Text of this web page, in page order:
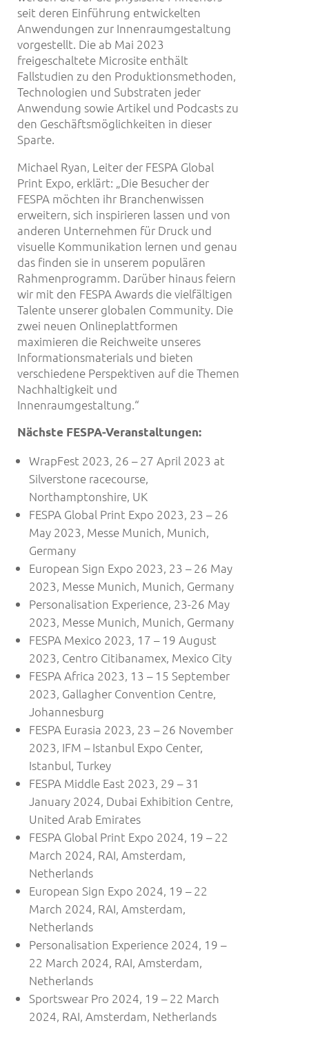
seit deren Einführung entwickelten
Anwendungen zur Innenraumgestaltung
vorgestellt. Die ab Mai 2023
freigeschaltete Microsite enthält
Fallstudien zu den Produktionsmethoden,
Technologien und Substraten jeder
Anwendung sowie Artikel und Podcasts zu
den Geschäftsmöglichkeiten in dieser
Sparte.
Michael Ryan, Leiter der FESPA Global
Print Expo, erklärt: „Die Besucher der
FESPA möchten ihr Branchenwissen
erweitern, sich inspirieren lassen und von
anderen Unternehmen für Druck und
visuelle Kommunikation lernen und genau
das finden sie in unserem populären
Rahmenprogramm. Darüber hinaus feiern
wir mit den FESPA Awards die vielfältigen
Talente unserer globalen Community. Die
zwei neuen Onlineplattformen
maximieren die Reichweite unseres
Informationsmaterials und bieten
verschiedene Perspektiven auf die Themen
Nachhaltigkeit und
Innenraumgestaltung.“
Nächste FESPA-Veranstaltungen:
WrapFest 2023, 26 – 27 April 2023 at
Silverstone racecourse,
Northamptonshire, UK
FESPA Global Print Expo 2023, 23 – 26
May 2023, Messe Munich, Munich,
Germany
European Sign Expo 2023, 23 – 26 May
2023, Messe Munich, Munich, Germany
Personalisation Experience, 23-26 May
2023, Messe Munich, Munich, Germany
FESPA Mexico 2023, 17 – 19 August
2023, Centro Citibanamex, Mexico City
FESPA Africa 2023, 13 – 15 September
2023, Gallagher Convention Centre,
Johannesburg
FESPA Eurasia 2023, 23 – 26 November
2023, IFM – Istanbul Expo Center,
Istanbul, Turkey
FESPA Middle East 2023, 29 – 31
January 2024, Dubai Exhibition Centre,
United Arab Emirates
FESPA Global Print Expo 2024, 19 – 22
March 2024, RAI, Amsterdam,
Netherlands
European Sign Expo 2024, 19 – 22
March 2024, RAI, Amsterdam,
Netherlands
Personalisation Experience 2024, 19 –
22 March 2024, RAI, Amsterdam,
Netherlands
Sportswear Pro 2024, 19 – 22 March
2024, RAI, Amsterdam, Netherlands